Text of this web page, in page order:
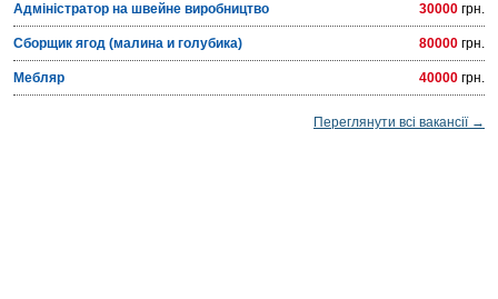
Адміністратор на швейне виробництво 30000 грн.
Сборщик ягод (малина и голубика) 80000 грн.
Мебляр 40000 грн.
Переглянути всі вакансії →